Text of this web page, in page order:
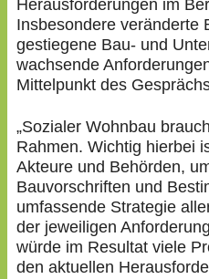
Herausforderungen im
Insbesondere veränderte
gestiegene Bau- und
wachsende
Mittelpunkt des
„Sozialer Wohnbau
Rahmen. Wichtig hierbei
Akteure und Behörden,
Bauvorschriften und
umfassende Strategie
der jeweiligen
würde im Resultat viele
den aktuellen